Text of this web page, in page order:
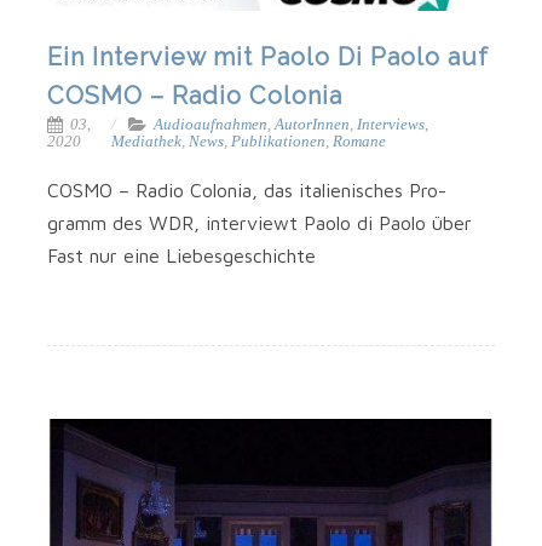
Ein Interview mit Paolo Di Paolo auf
COSMO – Radio Colonia
03,
2020
Audioaufnahmen ,AutorInnen Interviews
Mediathek News Publikationen Romane
COSMO – Radio Colo­nia, das ita­lie­ni­sches Pro­
gramm des WDR, inter­viewt Pao­lo di Pao­lo über
Fast nur eine Liebesgeschichte